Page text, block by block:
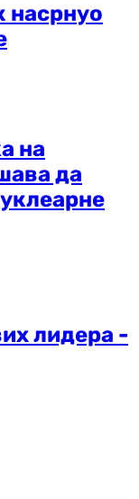
насрнуо
на
да
лидера -